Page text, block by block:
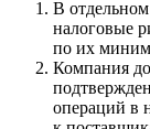
В
налоговые
по их
Компания
операций в